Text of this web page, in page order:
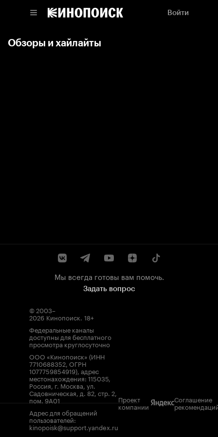
Войти
Обзоры и хайлайты
Мы всегда готовы вам помочь.
Задать вопрос
© 2003–
2026 Кинопоиск. 18+
Федеральные каналы
доступны для бесплатного
просмотра круглосуточно
ООО «Кинопоиск» (ИНН
7710688352, ОГРН
1077759854919), адрес
местонахождения: 115035,
Россия, г. Москва, ул.
Садовническая, д. 82, стр. 2,
пом. 9А01
Адрес для обращений
пользователей:
kinopoisk@support.yandex.ru
Проект
компании
Соглашение